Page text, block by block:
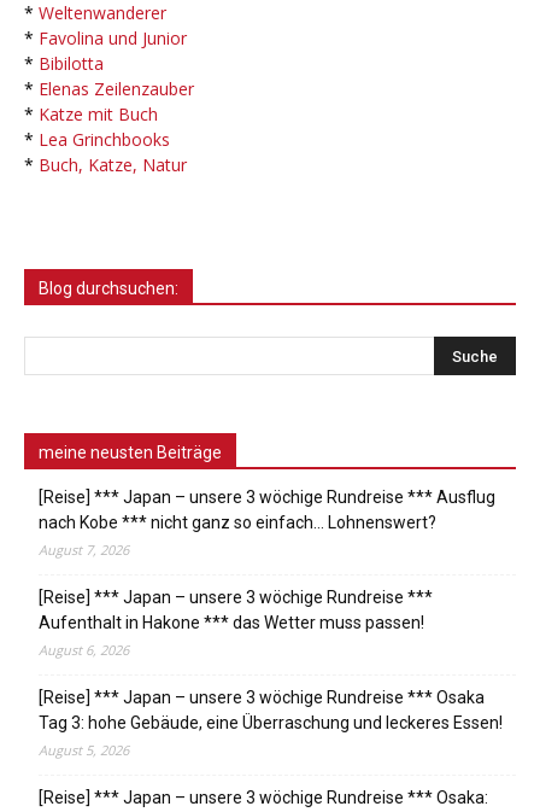
* Weltenwanderer
* Favolina und Junior
* Bibilotta
* Elenas Zeilenzauber
* Katze mit Buch
* Lea Grinchbooks
* Buch, Katze, Natur
Blog durchsuchen:
meine neusten Beiträge
[Reise] *** Japan – unsere 3 wöchige Rundreise *** Ausflug
nach Kobe *** nicht ganz so einfach… Lohnenswert?
August 7, 2026
[Reise] *** Japan – unsere 3 wöchige Rundreise ***
Aufenthalt in Hakone *** das Wetter muss passen!
August 6, 2026
[Reise] *** Japan – unsere 3 wöchige Rundreise *** Osaka
Tag 3: hohe Gebäude, eine Überraschung und leckeres Essen!
August 5, 2026
[Reise] *** Japan – unsere 3 wöchige Rundreise *** Osaka: